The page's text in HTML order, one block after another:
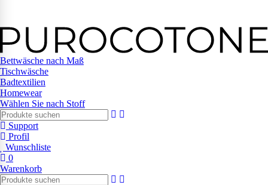
Bettwäsche nach Maß
Tischwäsche
Badtextilien
Homewear
Wählen Sie nach Stoff
Support
Profil
Wunschliste
0
Warenkorb